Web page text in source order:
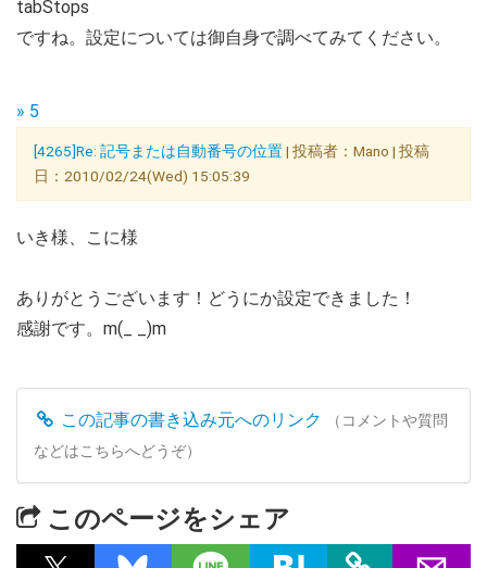
tabStops
ですね。設定については御自身で調べてみてください。
» 5
[4265]Re: 記号または自動番号の位置| 投稿者：Mano | 投稿
日：2010/02/24(Wed) 15:05:39
いき様、こに様
ありがとうございます！どうにか設定できました！
感謝です。m(_ _)m
この記事の書き込み元へのリンク
（コメントや質問
などはこちらへどうぞ）
このページをシェア